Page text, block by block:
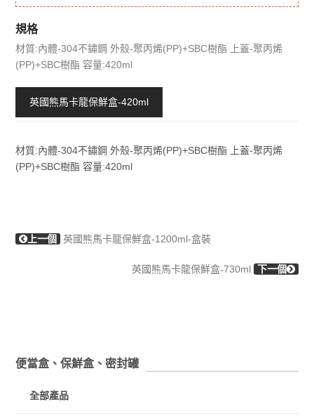
規格
材質:內體-304不鏽鋼 外殼-聚丙烯(PP)+SBC樹酯 上蓋-聚丙烯
(PP)+SBC樹酯 容量:420ml
英國熊馬卡龍保鮮盒-420ml
材質:內體-304不鏽鋼 外殼-聚丙烯(PP)+SBC樹酯 上蓋-聚丙烯
(PP)+SBC樹酯 容量:420ml
上一個 英國熊馬卡龍保鮮盒-1200ml-盒裝
英國熊馬卡龍保鮮盒-730ml 下一個
便當盒、保鮮盒、密封罐
全部產品